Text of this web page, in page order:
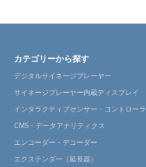
カテゴリーから探す
デジタルサイネージプレーヤー
サイネージプレーヤー内蔵ディスプレイ
インタラクティブセンサー・コントロー
CMS・データアナリティクス
エンコーダー・デコーダー
エクステンダー（延長器）